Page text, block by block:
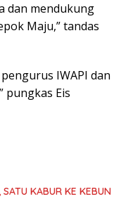
dan mendukung
Maju,” tandas
IWAPI dan
pungkas Eis
KABUR KE KEBUN